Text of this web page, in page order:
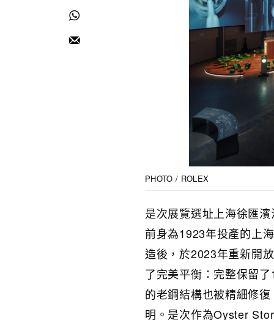
PHOTO / ROLEX
是次展覽選址上海徐匯
前身為1923年投產的上
造後，於2023年重新開
了完美平衡：完整保留
的老鋼結構也被精細修
明。是次作為Oyster